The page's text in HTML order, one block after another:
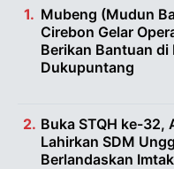
Mubeng (Mudun
Cirebon Gelar
Berikan Bantuan di
Dukupuntang
Buka STQH ke-32,
Lahirkan SDM
Berlandaskan Imtak